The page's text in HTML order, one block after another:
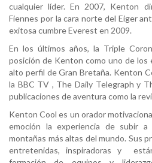
cualquier líder. En 2007, Kenton
Fiennes por la cara norte del Eiger
exitosa cumbre Everest en 2009.
En los últimos años, la Triple
posición de Kenton como uno de los
alto perfil de Gran Bretaña. Kenton
la BBC TV , The Daily Telegraph y
publicaciones de aventura como la
Kenton Cool es un orador
emoción la experiencia de subir
montañas más altas del mundo. Sus
entretenidas, inspiradoras y